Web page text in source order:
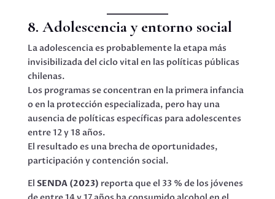
8. Adolescencia y entorno social
La adolescencia es probablemente la etapa más
invisibilizada del ciclo vital en las políticas públicas
chilenas.
Los programas se concentran en la primera infancia
o en la protección especializada, pero hay una
ausencia de políticas específicas para adolescentes
entre 12 y 18 años.
El resultado es una brecha de oportunidades,
participación y contención social.
El SENDA (2023) reporta que el 33 % de los jóvenes